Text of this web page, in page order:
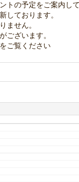
トの予定をご案内し
しております。
ません。
ございます。
をご覧ください